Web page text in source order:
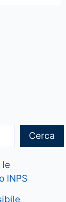
Cerca
le
INPS